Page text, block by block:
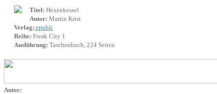
Titel: Hexenkessel
Autor: Martin Krist
Verlag: epubli
Reihe: Freak City 1
Ausführung: Taschenbuch, 224 Seiten
Autor: